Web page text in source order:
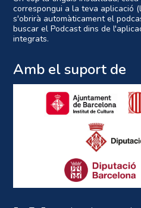
correspongui a la teva aplicació
s'obrirà automàticament el
buscar el Podcast dins de
integrats.
Amb el suport de